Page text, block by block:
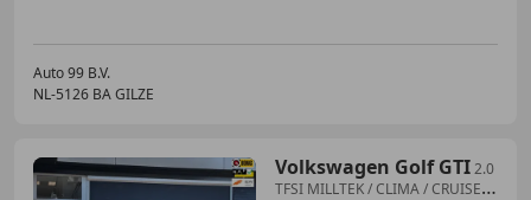
Auto 99 B.V.
NL-5126 BA GILZE
Volkswagen Golf GTI2.0
TFSI MILLTEK / CLIMA / CRUISE /